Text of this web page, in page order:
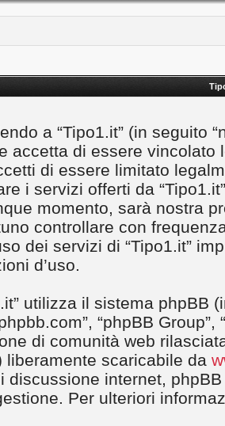
a “Tipo1.it” (in seguito
accetta di essere
di essere limitato
i servizi offerti da
momento, sarà nostra
controllare con
dei servizi di “Tipo1.it”
d’uso.
utilizza il sistema phpBB
“phpBB
di comunità web
liberamente scaricabile da
discussione internet,
Per ulteriori